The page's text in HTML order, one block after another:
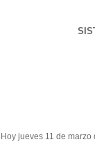
Hoy jueves 11 de